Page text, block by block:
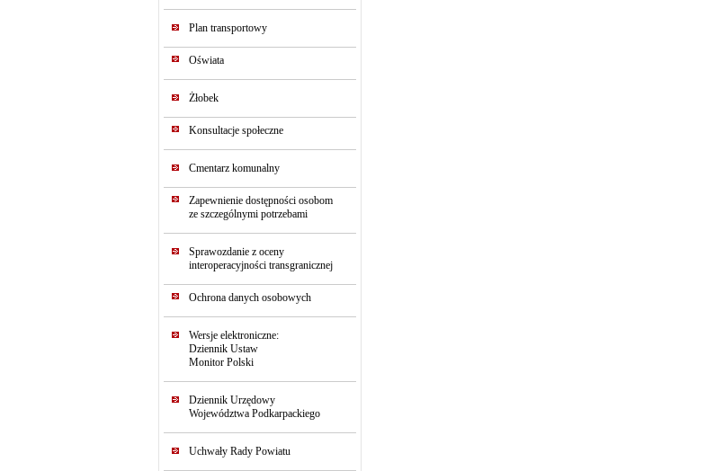
Plan transportowy
Oświata
Żłobek
Konsultacje społeczne
Cmentarz komunalny
Zapewnienie dostępności osobom
ze szczególnymi potrzebami
Sprawozdanie z oceny
interoperacyjności transgranicznej
Ochrona danych osobowych
Wersje elektroniczne:
Dziennik Ustaw
Monitor Polski
Dziennik Urzędowy
Województwa Podkarpackiego
Uchwały Rady Powiatu